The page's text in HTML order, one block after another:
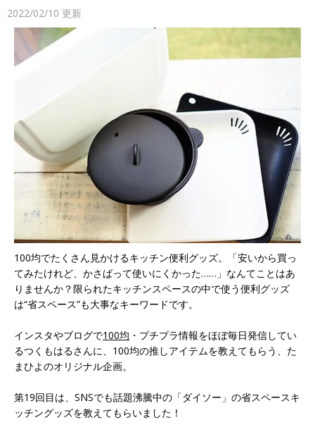
2022/02/10 更新
100均でたくさん見かけるキッチン便利グッズ。「安いから買っ
てみたけれど、かさばって使いにくかった……」なんてことはあ
りませんか？限られたキッチンスペースの中で使う便利グッズ
は“省スペース”も大事なキーワードです。
インスタやブログで100均 ・プチプラ情報をほぼ毎日発信してい
るつくもはるさんに、100均の推しアイテムを教えてもらう、た
まひよのオリジナル企画。
第19回目は、SNSでも話題沸騰中の「ダイソー」の省スペースキ
ッチングッズを教えてもらいました！